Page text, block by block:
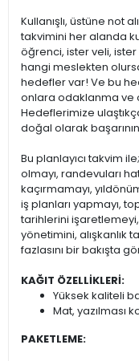
Kullanışlı, üstüne not
takvimini her alanda
öğrenci, ister veli,
hangi meslekten
hedefler var! Ve bu
onlara odaklanma ve
Hedeflerimize
doğal olarak başarının
Bu planlayıcı takvim
olmayı, randevuları
kaçırmamayı,
iş planları yapmayı,
tarihlerini
yönetimini, alışkanlık
fazlasını bir bakışta
KAĞIT ÖZELLİKLERİ:
Yüksek kaliteli
Mat, yazılması
PAKETLEME: